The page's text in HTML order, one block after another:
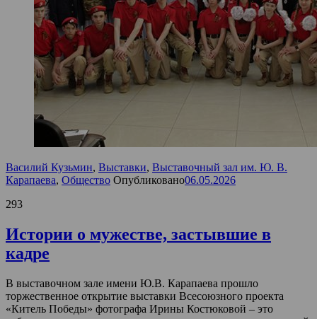
Василий Кузьмин, Выставки, Выставочный зал им. Ю. В.
Карапаева, Общество Опубликовано06.05.2026
293
Истории о мужестве, застывшие в
кадре
В выставочном зале имени Ю.В. Карапаева прошло
торжественное открытие выставки Всесоюзного проекта
«Китель Победы» фотографа Ирины Костюковой – это